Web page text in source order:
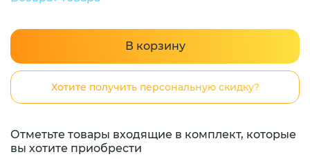
В корзину
Хотите получить персональную скидку?
Отметьте товары входящие в комплект, которые
вы хотите приобрести